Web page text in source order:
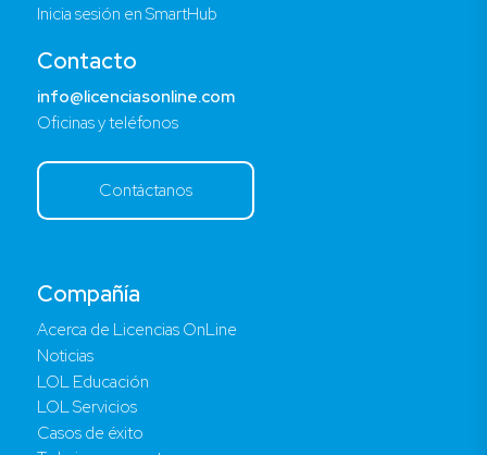
Compañía
Acerca de Licencias OnLine
Noticias
LOL Educación
LOL Servicios
Casos de éxito
Inicia sesión en SmartHub
Contacto
info@licenciasonline.com
Oficinas y teléfonos
Contáctanos